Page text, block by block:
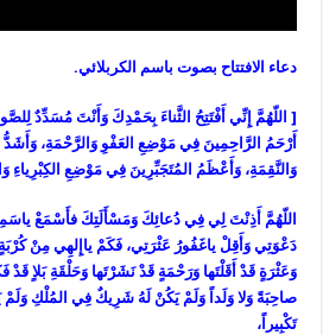
دعاء الافتتاح بصوت باسم الكربلائي.
[ اللّهُمَّ إِنِّي أَفْتَتِحُ الثَّناءَ بِحَمْدِكَ وَأَنْتَ مُسَدِّدٌ
أَرْحَمُ الرَّاحِمِينَ فِي مَوْضِعِ العَفْوِ وَالرَّحْمَةِ، وَأَشَدُّ
وَالنَّقِمَةِ، وَأَعْظَمُ المُتَجَبِّرِينَ فِي مَوْضِعِ الكِبْرِياءِ
اللّهُمَّ أَذِنْتَ لِي فِي دُعائِكَ وَمَسْأَلَتِكَ فأَسْمَعْ
دَعْوَتِي وَأَقِلْ ياغَفُورُ عَثْرَتِي، فَكَمْ ياإِلهِي مِنْ
وَعَثْرَةٍ قَدْ أَقَلْتَها وَرَحْمَةٍ قَدْ نَشَرْتَها وَحَلْقَةِ بَلاٍ قَدْ
صاحِبَةً وَلا وَلَداً وَلَمْ يَكُنْ لَهُ شَرِيكٌ فِي المُلْكِ
تَكْبِيراً،